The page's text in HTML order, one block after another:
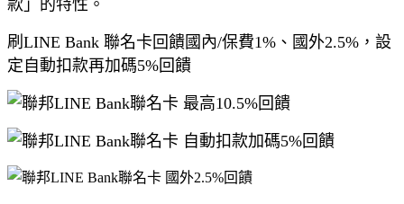
款」的特性。
刷LINE Bank 聯名卡回饋國內/保費1%、國外2.5%，設
定自動扣款再加碼5%回饋